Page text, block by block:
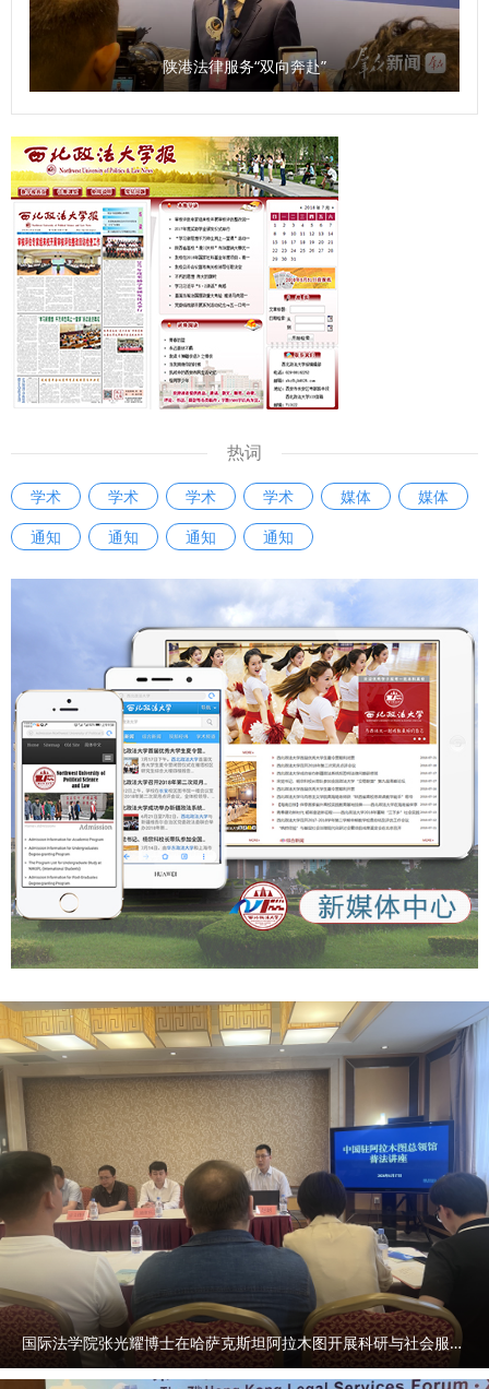
作。举办“西安法院法官讲堂”和专家学术交流，开展涉外法治
人才订单式培养，搭建法学理论与司法实务调研平台，开展联
合调研和学术研究，共同总结法治实践经验和典型司法判例，
牌仪式结束后，与会代表实地参观了西安法院法官干警交流平
台，并围绕“涉外法治人才培养”主题开展了深入的座谈交流。
座谈会上，西安中院介绍了涉外案件审理及涉外法治人才培养
工作情况，来自西北政法大学、西安市司法局、西安仲裁委员
会、西安市律师协会以及莲湖区人民法院、雁塔区人民法院的
同志围绕涉外法律服务的工作经验、涉外法治人才培养的意见
建议等方面进行了交流发言，凝聚了智慧，达成了共识。今
后，西安法院将紧扣国家涉外法治建设需求，注重协同配合，
坚持审判一线实践锻炼，不断强化教育培训阵地作用，通过加
大学术调研工作力度，搭建交流互鉴成长平台，携手共进，以
创新思维、务实举措，培养出一批政治立场坚定、专业素质过
国涉外法治建设贡献更多力量。 【中国新闻网】【阳光网】
【人民周刊网】【今日头条】【起点新闻】【三秦都市报】西
https://m.chinanews.com/wap/detail/chs/zw/10490348.sh
tml http://mwap.iygw.cn/2025/0927/323315.html
https://www.peopleweekly.cn/html/2025/jizhezaixian_092
8/257312.html
https://m.toutiao.com/article/7554693155212296719/sha
re_uid=MS4wLjABAAAAyFHUFvmEuW4JD0N4nfHQef-
6WWiWqSI0j-
iF4tMrmdw&share_did=MS4wLjACAAAAMHieo4h_EjwNQr
vjP5d6x3O4bhRoyX4Q0ESI72gVjgAX6grNMHwwtjhjgGbE
G5VX&upstream_biz=client_share&app=news_article&cate
gory_new=profile_all×tamp=1758964530&share_token=d
6476941-1333-4e61-903d-d71e518ebd87
https://qinwen.sanqin.com/app/template/displayTemplate
/news/newsDetail/7011/11348900.html?isShare=true
陕港法律服务“双向奔赴”
热词
学术 学术 学术 学术 媒体
媒体
通知
通知 通知 通知
国际法学院张光耀博士在哈萨克斯坦阿拉木图开展科研与社会服务活动